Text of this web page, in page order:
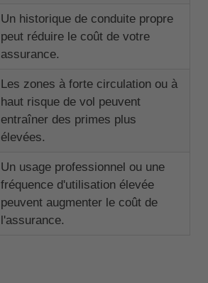
Un historique de conduite propre
peut réduire le coût de votre
assurance.
Les zones à forte circulation ou à
haut risque de vol peuvent
entraîner des primes plus
élevées.
Un usage professionnel ou une
fréquence d'utilisation élevée
peuvent augmenter le coût de
l'assurance.